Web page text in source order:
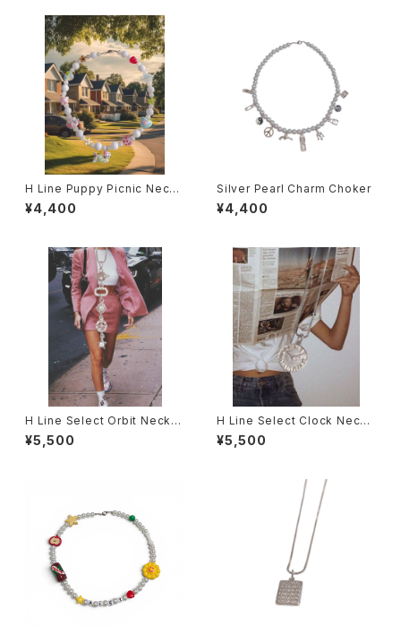
H Line Puppy Picnic Neckl
ace
¥4,400
Silver Pearl Charm Choker
¥4,400
H Line Select Orbit Neckla
ce
¥5,500
H Line Select Clock Neckl
ace
¥5,500